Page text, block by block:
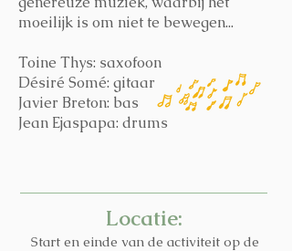
moeilijk is om niet te bewegen...
Toine Thys: saxofoon
Désiré Somé: gitaar
Javier Breton: bas
Jean Ejaspapa: drums
Locatie:
Start en einde van de activiteit op de